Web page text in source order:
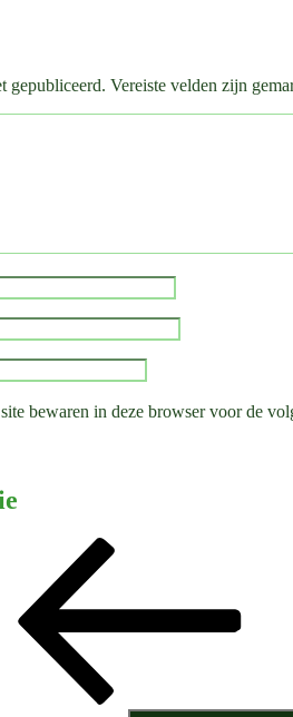
gepubliceerd. Vereiste velden zijn
bewaren in deze browser voor de